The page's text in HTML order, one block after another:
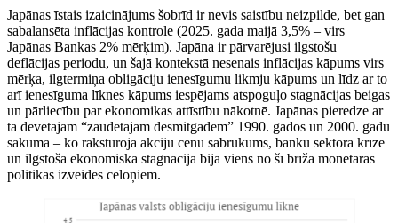
Japānas īstais izaicinājums šobrīd ir nevis saistību neizpilde, bet gan
sabalansēta inflācijas kontrole (2025. gada maijā 3,5% – virs
Japānas Bankas 2% mērķim). Japāna ir pārvarējusi ilgstošu
deflācijas periodu, un šajā kontekstā nesenais inflācijas kāpums virs
mērķa, ilgtermiņa obligāciju ienesīgumu likmju kāpums un līdz ar to
arī ienesīguma līknes kāpums iespējams atspoguļo stagnācijas beigas
un pārliecību par ekonomikas attīstību nākotnē. Japānas pieredze ar
tā dēvētajām “zaudētajām desmitgadēm” 1990. gados un 2000. gadu
sākumā – ko raksturoja akciju cenu sabrukums, banku sektora krīze
un ilgstoša ekonomiskā stagnācija bija viens no šī brīža monetārās
politikas izveides cēloņiem.